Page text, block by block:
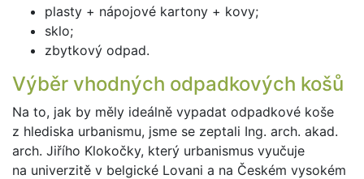
plasty + nápojové kartony + kovy;
sklo;
zbytkový odpad.
Výběr vhodných odpadkových košů
Na to, jak by měly ideálně vypadat odpadkové koše
z hlediska urbanismu, jsme se zeptali Ing. arch. akad.
arch. Jiřího Klokočky, který urbanismus vyučuje
na univerzitě v belgické Lovani a na Českém vysokém